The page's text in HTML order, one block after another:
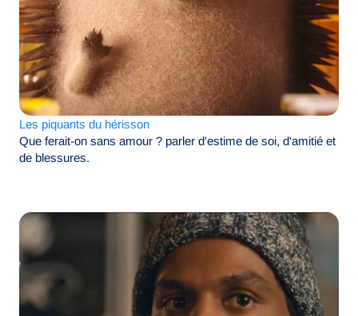
Les piquants du hérisson
Que ferait-on sans amour ? parler d'estime de soi, d'amitié et
de blessures.